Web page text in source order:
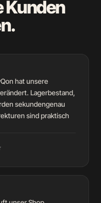
Kunden
hat unsere
Lagerbestand,
sekundengenau
sind praktisch